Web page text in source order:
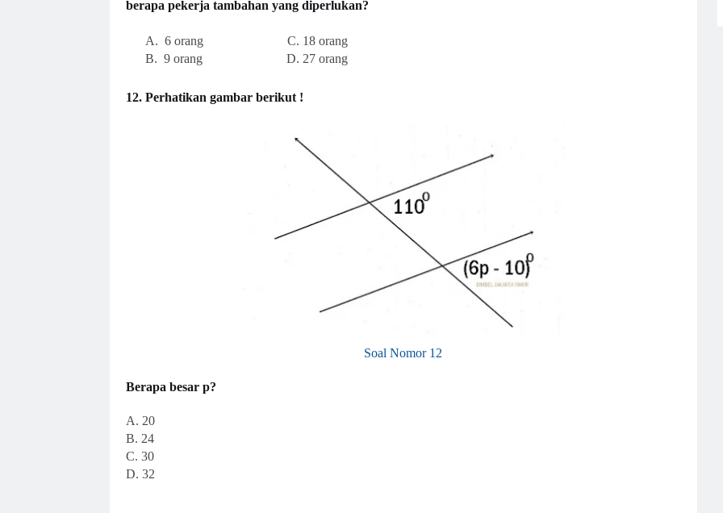
berapa pekerja tambahan yang diperlukan?
A. 6 orang C. 18 orang
B. 9 orang D. 27 orang
12. Perhatikan gambar berikut !
Soal Nomor 12
Berapa besar p?
A. 20
B. 24
C. 30
D. 32